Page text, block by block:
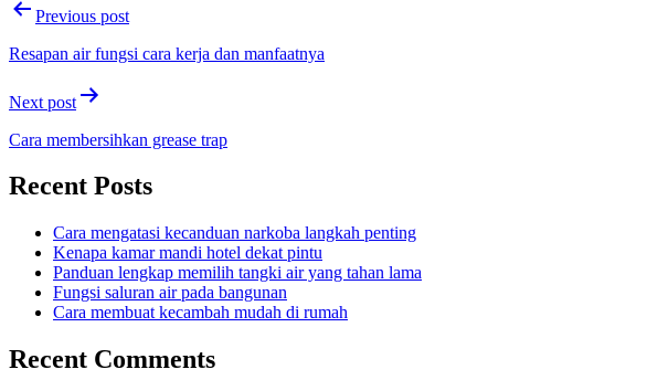
Previous post
Resapan air fungsi cara kerja dan manfaatnya
Next post
Cara membersihkan grease trap
Recent Posts
Cara mengatasi kecanduan narkoba langkah penting
Kenapa kamar mandi hotel dekat pintu
Panduan lengkap memilih tangki air yang tahan lama
Fungsi saluran air pada bangunan
Cara membuat kecambah mudah di rumah
Recent Comments